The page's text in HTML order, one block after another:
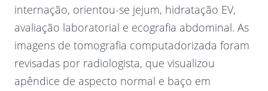
internação, orientou-se jejum, hidratação EV,
avaliação laboratorial e ecografia abdominal. As
imagens de tomografia computadorizada foram
revisadas por radiologista, que visualizou
apêndice de aspecto normal e baço em